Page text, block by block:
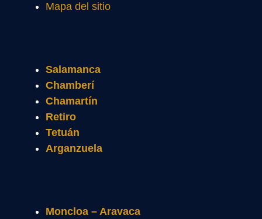
Mapa del sitio
Salamanca
Chamberí
Chamartín
Retiro
Tetuán
Arganzuela
Moncloa – Aravaca